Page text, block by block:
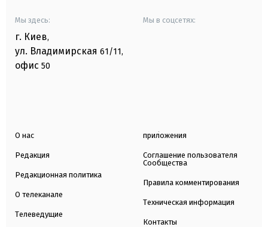
Мы здесь:
г. Киев,
ул. Владимирская 61/11,
офис 50
Мы в соцсетях:
О нас
Редакция
Редакционная политика
О телеканале
Телеведущие
приложения
Соглашение пользователя
Сообщества
Правила комментирования
Техническая информация
Контакты